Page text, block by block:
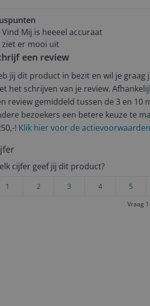
Vind Mij is heeeel accuraat
ziet er mooi uit
een review
jij dit product in bezit en wil je
het schrijven van je review.
review gemiddeld tussen de 3 en 10
bezoekers een betere keuze te
! Klik hier voor de
cijfer geef jij dit product?
5
4
3
2
1
Vraag